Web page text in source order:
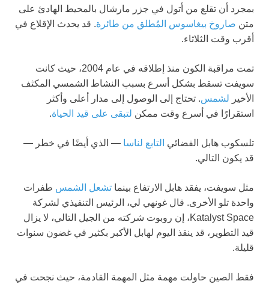
بمجرد أن تقلع من أتول في جزر مارشال بالمحيط الهادئ على
متن صاروخ بيغاسوس المُطلق من طائرة. قد يحدث الإقلاع في
أقرب وقت الثلاثاء.
تمت مراقبة الكون منذ إطلاقه في عام 2004، حيث كانت
سويفت تسقط بشكل أسرع بسبب النشاط الشمسي المكثف
الأخير لشمس. تحتاج إلى الوصول إلى مدار أعلى وأكثر
استقرارًا في أسرع وقت ممكن لتبقى على قيد الحياة.
تلسكوب هابل الفضائي التابع لناسا — الذي أيضًا في خطر —
قد يكون التالي.
مثل سويفت، يفقد هابل الارتفاع بينما تشعل الشمس طفرات
واحدة تلو الأخرى. قال غونهي لي، الرئيس التنفيذي لشركة
Katalyst Space، إن روبوت شركته من الجيل التالي، لا يزال
قيد التطوير، قد ينقذ اليوم لهابل الأكبر بكثير في غضون سنوات
قليلة.
فقط الصين حاولت مهمة مثل المهمة القادمة، حيث نجحت في